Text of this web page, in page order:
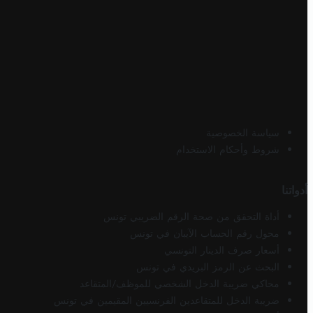
سياسة الخصوصية
شروط وأحكام الاستخدام
أدواتنا
أداة التحقق من صحة الرقم الضريبي تونس
محول رقم الحساب الآيبان في تونس
أسعار صرف الدينار التونسي
البحث عن الرمز البريدي في تونس
محاكي ضريبة الدخل الشخصي للموظف/المتقاعد
ضريبة الدخل للمتقاعدين الفرنسيين المقيمين في تونس